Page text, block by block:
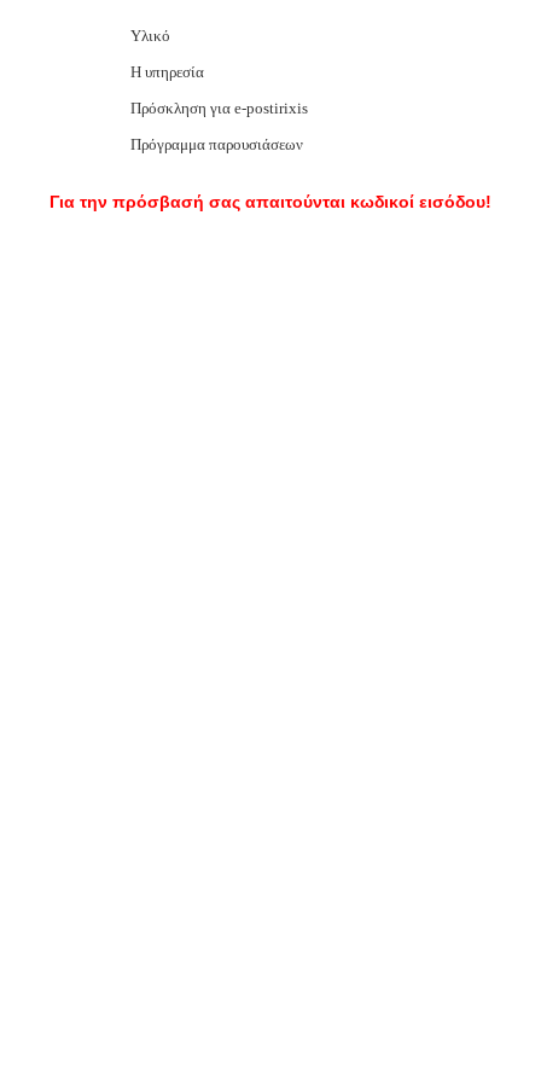
Υλικό
Η υπηρεσία
Πρόσκληση για e-postirixis
Πρόγραμμα παρουσιάσεων
Για την πρόσβασή σας απαιτούνται κωδικοί εισόδου!